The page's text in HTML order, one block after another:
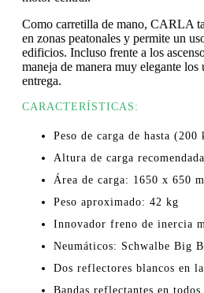
Como carretilla de mano, CARLA
en zonas peatonales y permite un
edificios. Incluso frente a los
maneja de manera muy elegante los
entrega.
CARACTERÍSTICAS:
Peso de carga de hasta (200
Altura de carga
Área de carga: 1650 x 650
Peso aproximado: 42 kg
Innovador freno de inercia
Neumáticos: Schwalbe Big
Dos reflectores blancos en
Bandas reflectantes en